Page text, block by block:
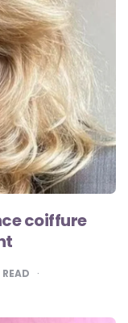
coiffure